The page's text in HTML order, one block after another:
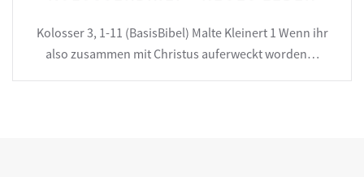
Kolosser 3, 1-11 (BasisBibel) Malte Kleinert 1 Wenn ihr
also zusammen mit Christus auferweckt worden…